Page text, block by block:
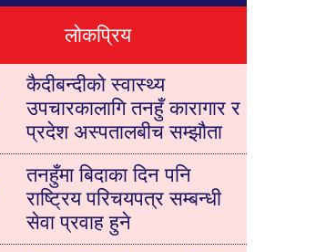
लोकप्रिय
कैदीबन्दीको स्वास्थ्य
उपचारकालागि तनहुँ कारागार र
प्रदेश अस्पतालबीच सम्झौता
तनहुँमा बिदाका दिन पनि
राष्ट्रिय परिचयपत्र सम्बन्धी
सेवा प्रवाह हुने